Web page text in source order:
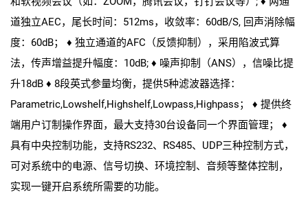
道独立AEC，尾长时间：512ms，收敛率：60dB/S, 回声消除幅
度：60dB； ♦ 独立通道的AFC（反馈抑制），采用陷波式算
法，传声增益提升幅度：10dB; ♦ 噪声抑制（ANS），信噪比提
升18dB ♦ 8段英式参量均衡，提供5种滤波器选择：
Parametric,Lowshelf,Highshelf,Lowpass,Highpass； ♦ 提供终
端用户订制操作界面，最大支持30台设备同一个界面管理； ♦
具有中央控制功能，支持RS232、RS485、UDP三种控制方式，
可对系统中的电源、信号切换、环境控制、音频等整体控制，
实现一键开启系统所需要的功能。